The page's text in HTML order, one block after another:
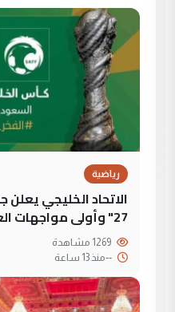
رياضية
الاتحاد الخليجي
27" وأولى مواجهات العراق
--منذ 13 ساعة